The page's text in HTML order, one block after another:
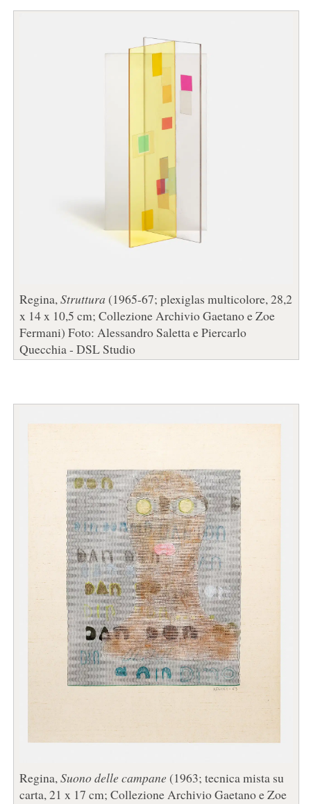
Regina,Struttura (1965-67; plexiglas multicolore, 28,2
x 14 x 10,5 cm; Collezione Archivio Gaetano e Zoe
Fermani) Foto: Alessandro Saletta e Piercarlo
Quecchia - DSL Studio
Regina,Suono delle campane (1963; tecnica mista su
carta, 21 x 17 cm; Collezione Archivio Gaetano e Zoe